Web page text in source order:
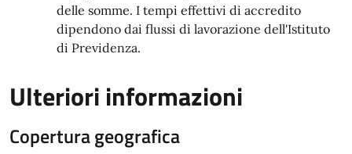
delle somme. I tempi effettivi di accredito
dipendono dai flussi di lavorazione dell'Istituto
di Previdenza.
Ulteriori informazioni
Copertura geografica